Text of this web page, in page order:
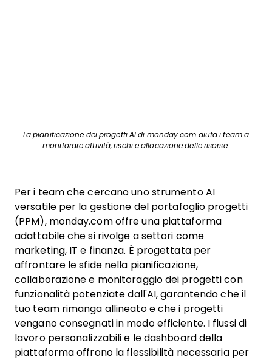
La pianificazione dei progetti AI di monday.com aiuta i team a
monitorare attività, rischi e allocazione delle risorse.
Per i team che cercano uno strumento AI
versatile per la gestione del portafoglio progetti
(PPM), monday.com offre una piattaforma
adattabile che si rivolge a settori come
marketing, IT e finanza. È progettata per
affrontare le sfide nella pianificazione,
collaborazione e monitoraggio dei progetti con
funzionalità potenziate dall'AI, garantendo che il
tuo team rimanga allineato e che i progetti
vengano consegnati in modo efficiente. I flussi di
lavoro personalizzabili e le dashboard della
piattaforma offrono la flessibilità necessaria per